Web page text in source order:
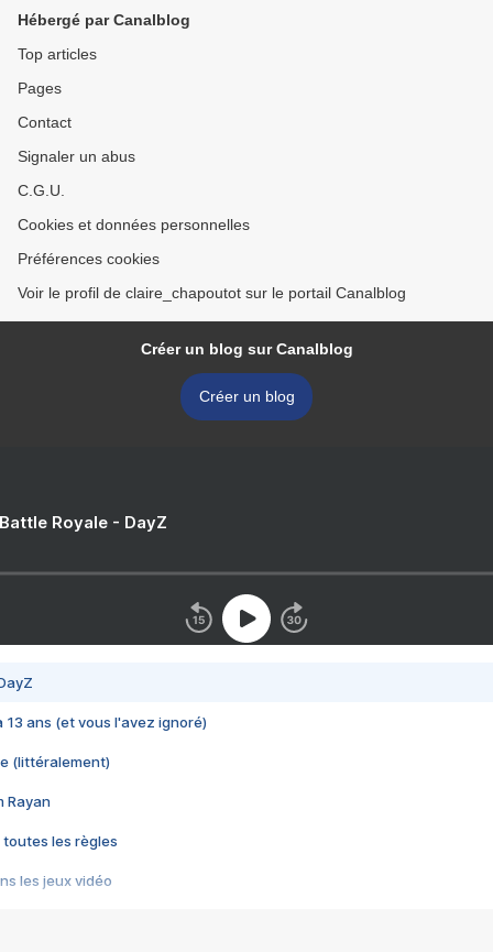
Hébergé par Canalblog
Top articles
Pages
Contact
Signaler un abus
C.G.U.
Cookies et données personnelles
Préférences cookies
Voir le profil de claire_chapoutot sur le portail Canalblog
Créer un blog sur Canalblog
Créer un blog
Royale - DayZ
13 ans (et vous l'avez ignoré)
(littéralement)
Rayan
toutes les règles
les jeux vidéo